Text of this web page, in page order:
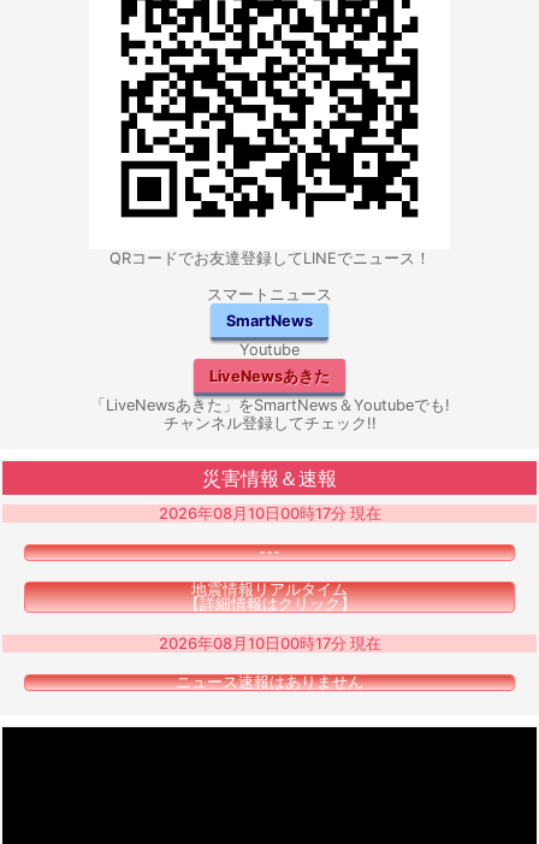
QRコードでお友達登録してLINEでニュース！
スマートニュース
SmartNews
Youtube
LiveNewsあきた
「LiveNewsあきた」をSmartNews＆Youtubeでも!
チャンネル登録してチェック!!
災害情報＆速報
2026年08月10日00時17分 現在
---
地震情報リアルタイム
【詳細情報はクリック】
2026年08月10日00時17分 現在
ニュース速報はありません